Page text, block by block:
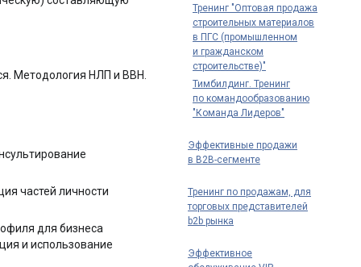
Тренинг "Оптовая продажа
строительных материалов
в ПГС (промышленном
и гражданском
строительстве)"
Тимбилдинг. Тренинг
по командообразованию
"Команда Лидеров"
Эффективные продажи
в B2B-сегменте
Тренинг по продажам, для
торговых представителей
b2b рынка
Эффективное
Методология НЛП и ВВН.
частей личности
для бизнеса
и использование